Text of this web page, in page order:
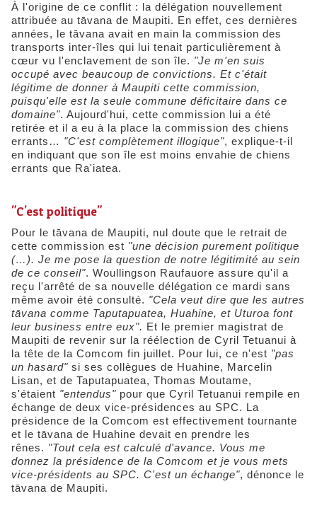
À l'origine de ce conflit : la délégation nouvellement
attribuée au tāvana de Maupiti. En effet, ces dernières
années, le tāvana avait en main la commission des
transports inter-îles qui lui tenait particulièrement à
cœur vu l'enclavement de son île. "Je m'en suis
occupé avec beaucoup de convictions. Et c'était
légitime de donner à Maupiti cette commission,
puisqu'elle est la seule commune déficitaire dans ce
domaine". Aujourd'hui, cette commission lui a été
retirée et il a eu à la place la commission des chiens
errants… "C'est complètement illogique", explique-t-il
en indiquant que son île est moins envahie de chiens
errants que Ra'iatea.
​"C'est politique"
Pour le tāvana de Maupiti, nul doute que le retrait de
cette commission est "une décision purement politique
(…). Je me pose la question de notre légitimité au sein
de ce conseil". Woullingson Raufauore assure qu'il a
reçu l'arrêté de sa nouvelle délégation ce mardi sans
même avoir été consulté. "Cela veut dire que les autres
tāvana comme Taputapuatea, Huahine, et Uturoa font
leur business entre eux". Et le premier magistrat de
Maupiti de revenir sur la réélection de Cyril Tetuanui à
la tête de la Comcom fin juillet. Pour lui, ce n'est "pas
un hasard" si ses collègues de Huahine, Marcelin
Lisan, et de Taputapuatea, Thomas Moutame,
s'étaient "entendus" pour que Cyril Tetuanui rempile en
échange de deux vice-présidences au SPC. La
présidence de la Comcom est effectivement tournante
et le tāvana de Huahine devait en prendre les
rênes. "Tout cela est calculé d'avance. Vous me
donnez la présidence de la Comcom et je vous mets
vice-présidents au SPC. C'est un échange", dénonce le
tāvana de Maupiti.